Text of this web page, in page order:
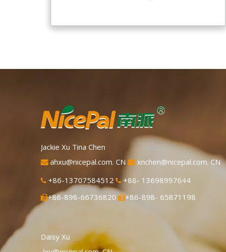
con la tecnología y el procesamiento de
secado por aspersión más avanzados del
Jackie Xu Tina Chen
 ahxu@nicepal.com. CN  xnchen@nicepal.com. CN
 +86-13707584512  +86- 13698997644
+86-898-66736820 +86-898- 65871198
Daisy Xu